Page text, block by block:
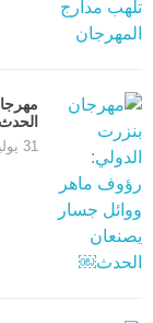
31 يوليو 2026